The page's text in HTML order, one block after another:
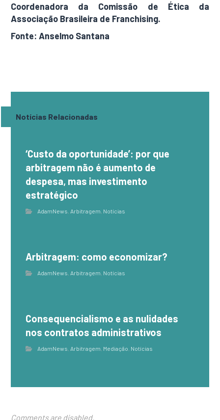
Coordenadora da Comissão de Ética da
Associação Brasileira de Franchising.
Fonte: Anselmo Santana
Notícias Relacionadas
‘Custo da oportunidade’: por que
arbitragem não é aumento de
despesa, mas investimento
estratégico
AdamNews, Arbitragem, Notícias
Arbitragem: como economizar?
AdamNews, Arbitragem, Notícias
Consequencialismo e as nulidades
nos contratos administrativos
AdamNews, Arbitragem, Mediação, Notícias
Comments are disabled.